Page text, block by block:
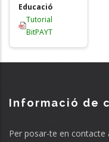
Educació
Tutorial
BitPAYT
Informació de
Per posar-te en